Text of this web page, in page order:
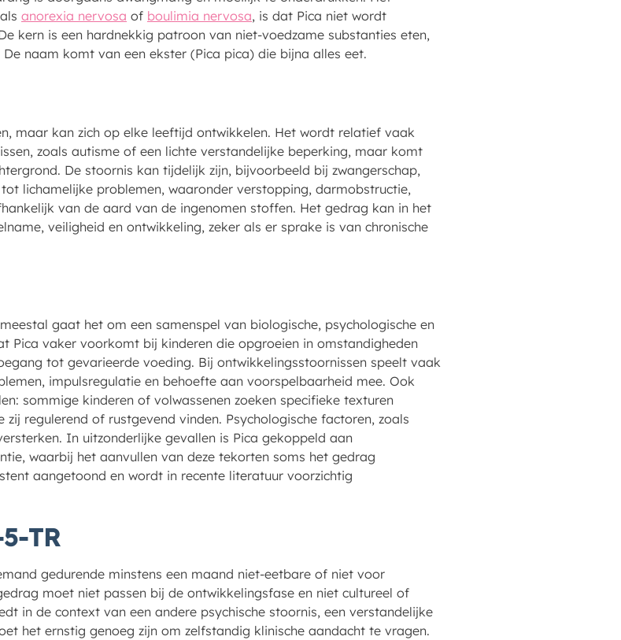
anorexia nervosa of boulimia nervosa, is dat Pica niet wordt
kern is een hardnekkig patroon van niet-voedzame substanties eten,
naam komt van een ekster (Pica pica) die bijna alles eet.
maar kan zich op elke leeftijd ontwikkelen. Het wordt relatief vaak
zoals autisme of een lichte verstandelijke beperking, maar komt
De stoornis kan tijdelijk zijn, bijvoorbeeld bij zwangerschap,
lichamelijke problemen, waaronder verstopping, darmobstructie,
van de aard van de ingenomen stoffen. Het gedrag kan in het
veiligheid en ontwikkeling, zeker als er sprake is van chronische
gaat het om een samenspel van biologische, psychologische en
Pica vaker voorkomt bij kinderen die opgroeien in omstandigheden
tot gevarieerde voeding. Bij ontwikkelingsstoornissen speelt vaak
impulsregulatie en behoefte aan voorspelbaarheid mee. Ook
sommige kinderen of volwassenen zoeken specifieke texturen
regulerend of rustgevend vinden. Psychologische factoren, zoals
In uitzonderlijke gevallen is Pica gekoppeld aan
waarbij het aanvullen van deze tekorten soms het gedrag
aangetoond en wordt in recente literatuur voorzichtig
TR
gedurende minstens een maand niet-eetbare of niet voor
moet niet passen bij de ontwikkelingsfase en niet cultureel of
in de context van een andere psychische stoornis, een verstandelijke
het ernstig genoeg zijn om zelfstandig klinische aandacht te vragen.